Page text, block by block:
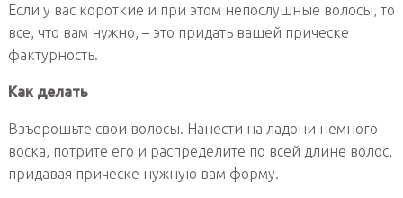
Если у вас короткие и при этом непослушные волосы, то
все, что вам нужно, – это придать вашей прическе
фактурность.
Как делать
Взъерошьте свои волосы. Нанести на ладони немного
воска, потрите его и распределите по всей длине волос,
придавая прическе нужную вам форму.